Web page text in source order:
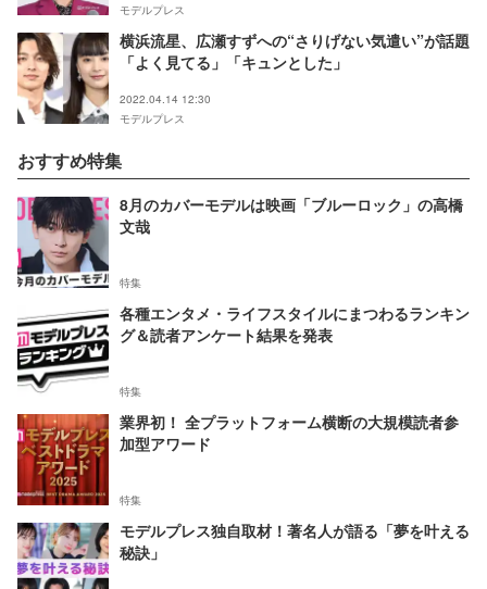
モデルプレス
横浜流星、広瀬すずへの“さりげない気遣い”が話題
「よく見てる」「キュンとした」
2022.04.14 12:30
モデルプレス
おすすめ特集
8月のカバーモデルは映画「ブルーロック」の高橋
文哉
特集
各種エンタメ・ライフスタイルにまつわるランキン
グ＆読者アンケート結果を発表
特集
業界初！ 全プラットフォーム横断の大規模読者参
加型アワード
特集
モデルプレス独自取材！著名人が語る「夢を叶える
秘訣」